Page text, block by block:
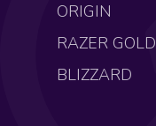
ORIGIN
RAZER GOLD
BLIZZARD